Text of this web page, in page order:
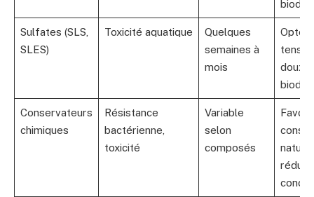
Sulfates (SLS,
SLES)
Toxicité aquatique
Quelques
semaines à
mois
Opter
doux
Conservateurs
chimiques
Résistance
bactérienne,
toxicité
Variable
selon
composés